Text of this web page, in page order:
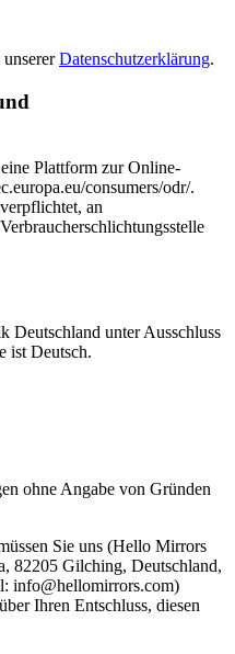
Datenschutzerklärung.
Plattform zur Online-
consumers/odr/.
an
Deutschland unter Ausschluss
ist Deutsch.
ohne Angabe von Gründen
Sie uns (Hello Mirrors
82205 Gilching, Deutschland,
info@hellomirrors.com)
Ihren Entschluss, diesen